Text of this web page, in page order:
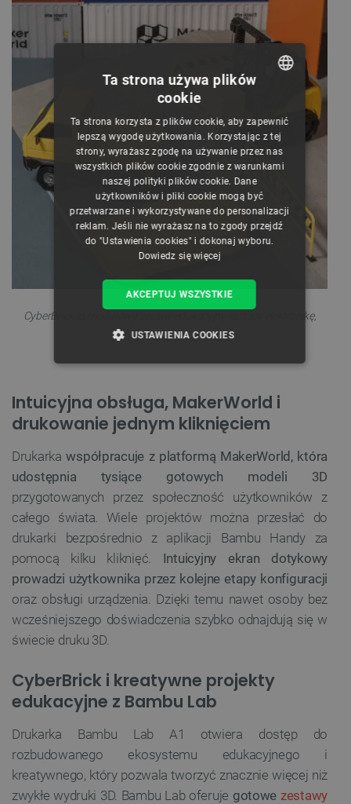
CyberBrick to modułowy zestaw edukacyjny łączący elektronikę,
programowanie i druk 3D.
Intuicyjna obsługa, MakerWorld i
drukowanie jednym kliknięciem
Drukarkawspółpracuje z platformą MakerWorld, która
udostępnia tysiące gotowych modeli 3D
przygotowanych przez społeczność użytkowników z
całego świata. Wiele projektów można przesłać do
drukarki bezpośrednio z aplikacji Bambu Handy za
pomocą kilku kliknięć. Intuicyjny ekran dotykowy
prowadzi użytkownika przez kolejne etapy konfiguracji
oraz obsługi urządzenia. Dzięki temu nawet osoby bez
wcześniejszego doświadczenia szybko odnajdują się w
świecie druku 3D.
CyberBrick i kreatywne projekty
edukacyjne z Bambu Lab
Drukarka Bambu Lab A1 otwiera dostęp do
rozbudowanego ekosystemu edukacyjnego i
kreatywnego, który pozwala tworzyć znacznie więcej niż
zwykłe wydruki 3D. Bambu Lab oferuje gotowe zestawy
CZECH
ENGLISH
GERMAN
Ta strona używa plików
cookie
Ta strona korzysta z plików cookie, aby zapewnić
lepszą wygodę użytkowania. Korzystając z tej
strony, wyrażasz zgodę na używanie przez nas
wszystkich plików cookie zgodnie z warunkami
naszej polityki plików cookie. Dane
użytkowników i pliki cookie mogą być
przetwarzane i wykorzystywane do personalizacji
reklam. Jeśli nie wyrażasz na to zgody przejdź
do "Ustawienia cookies" i dokonaj wyboru.
Dowiedz się więcej
AKCEPTUJ WSZYSTKIE
USTAWIENIA COOKIES
TARGETOWANIE
Niezbędne Wydajność Targetowanie
Funkcjonalność
Niezbędne pliki cookie umożliwiają korzystanie z
podstawowych funkcji strony internetowej, takich
jak logowanie użytkownika i zarządzanie kontem.
Bez niezbędnych plików cookie nie można
prawidłowo korzystać ze strony internetowej.
PrestaShop-[abcdef0123456789]{32} .botland.com.pl
.botland.com.pl